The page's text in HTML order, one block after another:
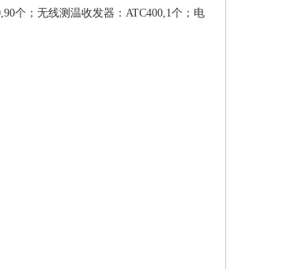
个；无线测温收发器：ATC400,1个；电